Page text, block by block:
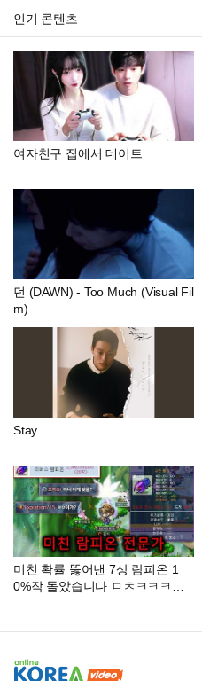
인기 콘텐츠
여자친구 집에서 데이트
던 (DAWN) - Too Much (Visual Fil
m)
Stay
미친 확률 뚫어낸 7상 람피온 1
0%작 돌았습니다 ㅁㅊㅋㅋㅋㅋ